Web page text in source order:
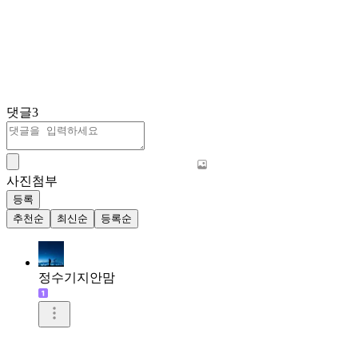
댓글3
사진첨부
등록
추천순
최신순 등록순
정수기지안맘